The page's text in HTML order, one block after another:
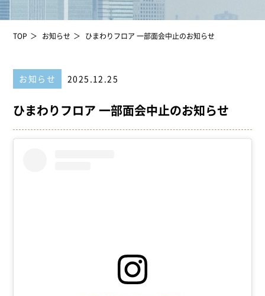
TOP お知らせ ひまわりフロア 一部面会中止のお知らせ
お知らせ 2025.12.25
ひまわりフロア 一部面会中止のお知らせ